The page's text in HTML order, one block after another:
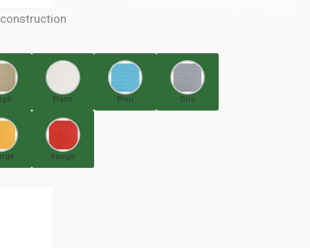
Blanc Bleu Gris
Rouge